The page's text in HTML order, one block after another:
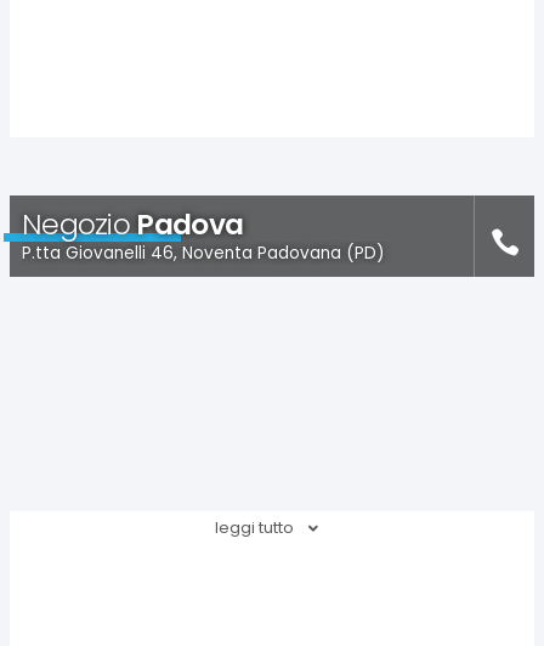
NegozioPadova
P.tta Giovanelli 46, Noventa Padovana (PD)
leggi tutto